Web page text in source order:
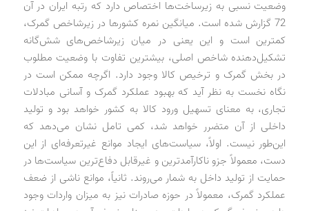
وضعیت نسبی به زیرساخت‌ها اختصاص دارد که رتبه ایران در آن
72 گزارش شده است. میانگین نمره کشورها در زیرشاخص گمرک،
کمترین است و این یعنی در میان زیرشاخص‌های شش‌گانه
تشکیل‌دهنده شاخص اصلی، بیشترین تفاوت با وضعیت مطلوب
در بخش گمرک و ترخیص کالا وجود دارد. اگرچه ممکن است در
نگاه نخست به نظر آید که بهبود عملکرد گمرک و آسانی مبادلات
تجاری، به معنای تسهیل ورود کالا به کشور خواهد بود و تولید
داخلی از آن متضرر خواهد شد، کمی تامل نشان می‌دهد که
این‌طور نیست. اولاً، سیاست‌های ایجاد موانع غیرتعرفه‌ای از این
دست، معمولاً جزو ناکارآمدترین و غیرقابل ‌دفاع‌ترین سیاست‌ها در
حمایت از تولید داخل به شمار می‌روند. ثانیاً، موانع ناشی از ضعف
عملکرد گمرک، معمولاً در حوزه صادرات نیز به میزان واردات وجود